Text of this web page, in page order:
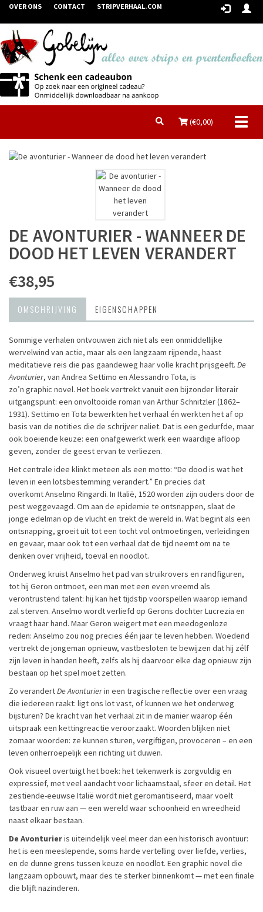
OVER ONS CONTACT STRIPVERHAAL.COM
(€0,00)
DE AVONTURIER - WANNEER DE
DOOD HET LEVEN VERANDERT
€38,95
OMSCHRIJVING EIGENSCHAPPEN
Sommige verhalen ontvouwen zich niet als een onmiddellijke
wervelwind van actie, maar als een langzaam rijpende, haast
meditatieve reis die pas gaandeweg haar volle kracht prijsgeeft. De
Avonturier, van Andrea Settimo en Alessandro Tota, is
zo’n graphic novel. Het boek vertrekt vanuit een bijzonder literair
uitgangspunt: een onvoltooide roman van Arthur Schnitzler (1862–
1931). Settimo en Tota bewerkten het verhaal én werkten het af op
basis van de notities die de schrijver naliet. Dat is een gedurfde, maar
ook boeiende keuze: een onafgewerkt werk een waardige afloop
geven, zonder de geest ervan te verliezen.
Het centrale idee klinkt meteen als een motto: “De dood is wat het
leven in een lotsbestemming verandert.” En precies dat
overkomt Anselmo Ringardi. In Italië, 1520 worden zijn ouders door de
pest weggevaagd. Om aan de epidemie te ontsnappen, slaat de
jonge edelman op de vlucht en trekt de wereld in. Wat begint als een
ontsnapping, groeit uit tot een tocht vol ontmoetingen, verleidingen
en gevaar, maar ook tot een verhaal dat de tijd neemt om na te
denken over vrijheid, toeval en noodlot.
Onderweg kruist Anselmo het pad van struikrovers en randfiguren,
tot hij Geron ontmoet, een man met een even vreemd als
verontrustend talent: hij kan het tijdstip voorspellen waarop iemand
zal sterven. Anselmo wordt verliefd op Gerons dochter Lucrezia en
vraagt haar hand. Maar Geron weigert met een meedogenloze
reden: Anselmo zou nog precies één jaar te leven hebben. Woedend
vertrekt de jongeman opnieuw, vastbesloten te bewijzen dat hij zélf
zijn leven in handen heeft, zelfs als hij daarvoor elke dag opnieuw zijn
bestaan op het spel moet zetten.
Zo verandertDe Avonturierin een tragische reflectie over een vraag
die iedereen raakt: ligt ons lot vast, of kunnen we het onderweg
bijsturen? De kracht van het verhaal zit in de manier waarop één
uitspraak een kettingreactie veroorzaakt. Woorden blijken niet
zomaar woorden: ze kunnen sturen, vergiftigen, provoceren – en een
leven onherroepelijk een richting uit duwen.
Ook visueel overtuigt het boek: het tekenwerk is zorgvuldig en
expressief, met veel aandacht voor lichaamstaal, sfeer en detail. Het
zestiende-eeuwse Italië wordt niet geromantiseerd, maar voelt
tastbaar en ruw aan — een wereld waar schoonheid en wreedheid
naast elkaar bestaan.
De Avonturieris uiteindelijk veel meer dan een historisch avontuur:
het is een meeslepende, soms harde vertelling over liefde, verlies,
en de dunne grens tussen keuze en noodlot. Een graphic novel die
langzaam opbouwt, maar des te sterker binnenkomt — met een finale
die blijft nazinderen.